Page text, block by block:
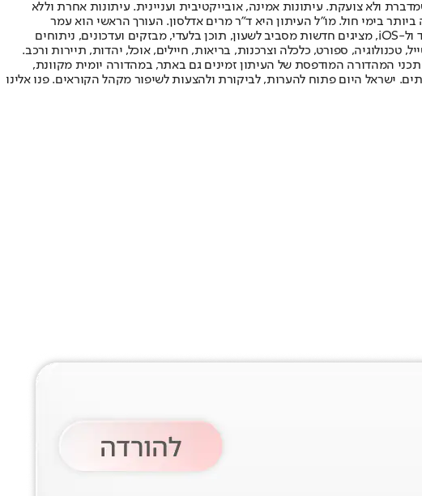
ולא צועקת. עיתונות אמינה, אובייקטיבית ועניינית. עיתונות אחרת וללא
הישראלי בעל שיעור החשיפה הגבוה ביותר בימי חול. מו"ל העיתון היא ד"ר מרים אדלסון. העורך הראשי הוא עמר
לחמנוביץ, והעורך המייסד הוא עמוס רגב. אתרי האינטרנט של "ישראל היום" בעברית ובאנגלית, כמו כן היישומונים (אפליקציות) לאנדרואיד ול-iOS, מציגים חדשות מסביב לשעון, תוכן בלעדי, מבזקים ועדכונים, ניתוחים
טכנולוגיה, ספורט, כלכלה וצרכנות, בריאות, חיילים, אוכל, יהדות, תיירות ורכב.
תכני המהדורה המודפסת של העיתון זמינים גם באתר, במהדורה יומית מקוונת,
ישראל היום פתוח להערות, לביקורת ולהצעות לשיפור מקהל הקוראים. פנו אלינו